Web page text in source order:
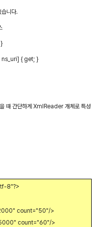
습니다.
{ get; }
때 간단하게 XmlReader개체로 특성
8"?>
count="50"/>
count="60"/>